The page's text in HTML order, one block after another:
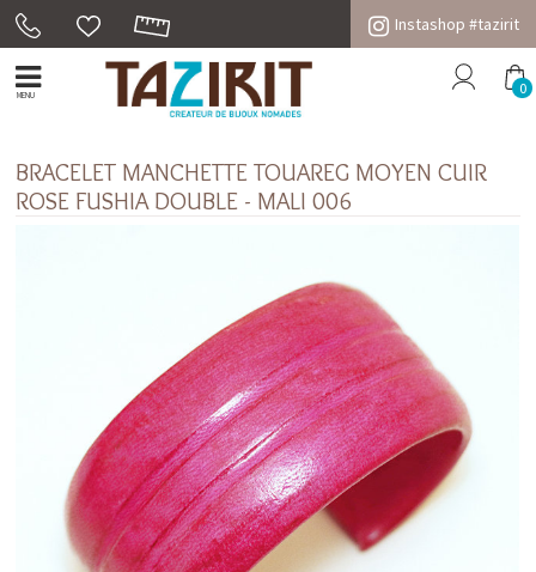
Instashop #tazirit
MENU 0
BRACELET MANCHETTE TOUAREG MOYEN CUIR
ROSE FUSHIA DOUBLE - MALI 006